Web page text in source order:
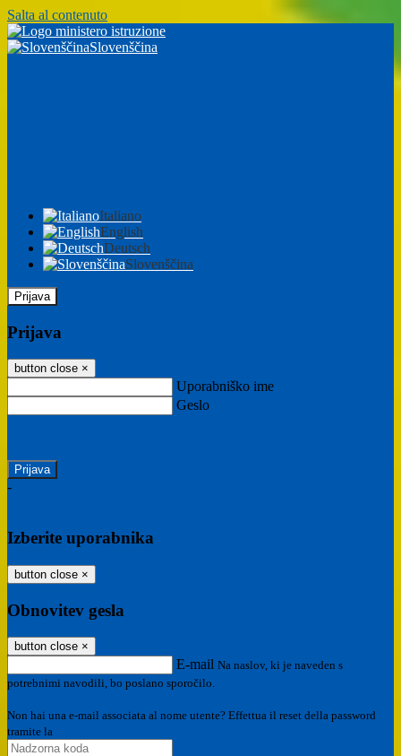
Salta al contenuto
Slovenščina
Italiano
English
Deutsch
Slovenščina
Prijava
Prijava
button close ×
Uporabniško ime
Geslo
-
Izberite uporabnika
button close ×
Obnovitev gesla
button close ×
E-mail Na naslov, ki je naveden s
potrebnimi navodili, bo poslano sporočilo.
Non hai una e-mail associata al nome utente? Effettua il reset della password
tramite la